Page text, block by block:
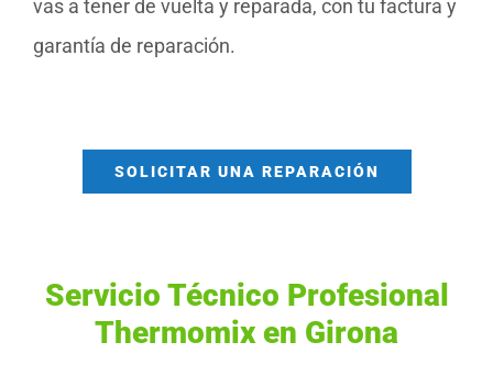
vas a tener de vuelta y reparada, con tu factura y
garantía de reparación.
SOLICITAR UNA REPARACIÓN
Servicio Técnico Profesional
Thermomix en Girona